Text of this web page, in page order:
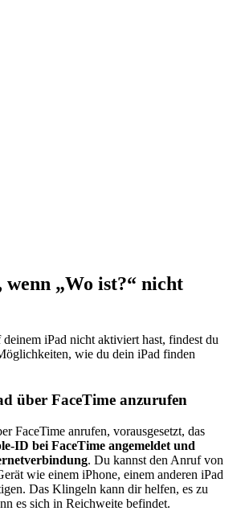
„Wo ist?“ nicht
iPad nicht aktiviert hast, findest du
wie du dein iPad finden
über FaceTime anzurufen
FaceTime anrufen, vorausgesetzt, das
ID bei FaceTime angemeldet und
. Du kannst den Anruf von
wie einem iPhone, einem anderen iPad
Das Klingeln kann dir helfen, es zu
es sich in Reichweite befindet.